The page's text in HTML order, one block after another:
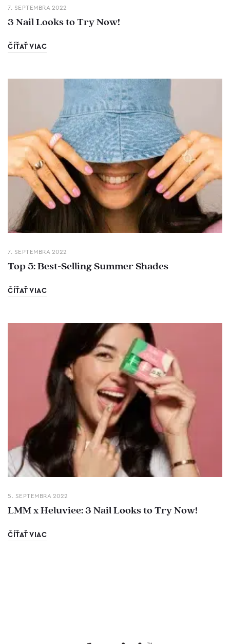
7. SEPTEMBRA 2022
3 Nail Looks to Try Now!
ČÍŤAŤ VIAC
7. SEPTEMBRA 2022
Top 5: Best-Selling Summer Shades
ČÍŤAŤ VIAC
5. SEPTEMBRA 2022
LMM x Heluviee: 3 Nail Looks to Try Now!
ČÍŤAŤ VIAC